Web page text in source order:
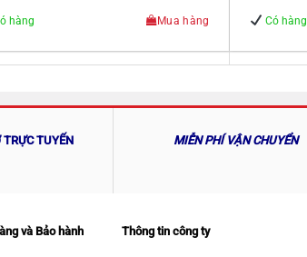
hàng Mua hàng Có hàng
TRỰC TUYẾN MIỄN PHÍ VẬN CHUYỂN
và Bảo hành Thông tin công ty